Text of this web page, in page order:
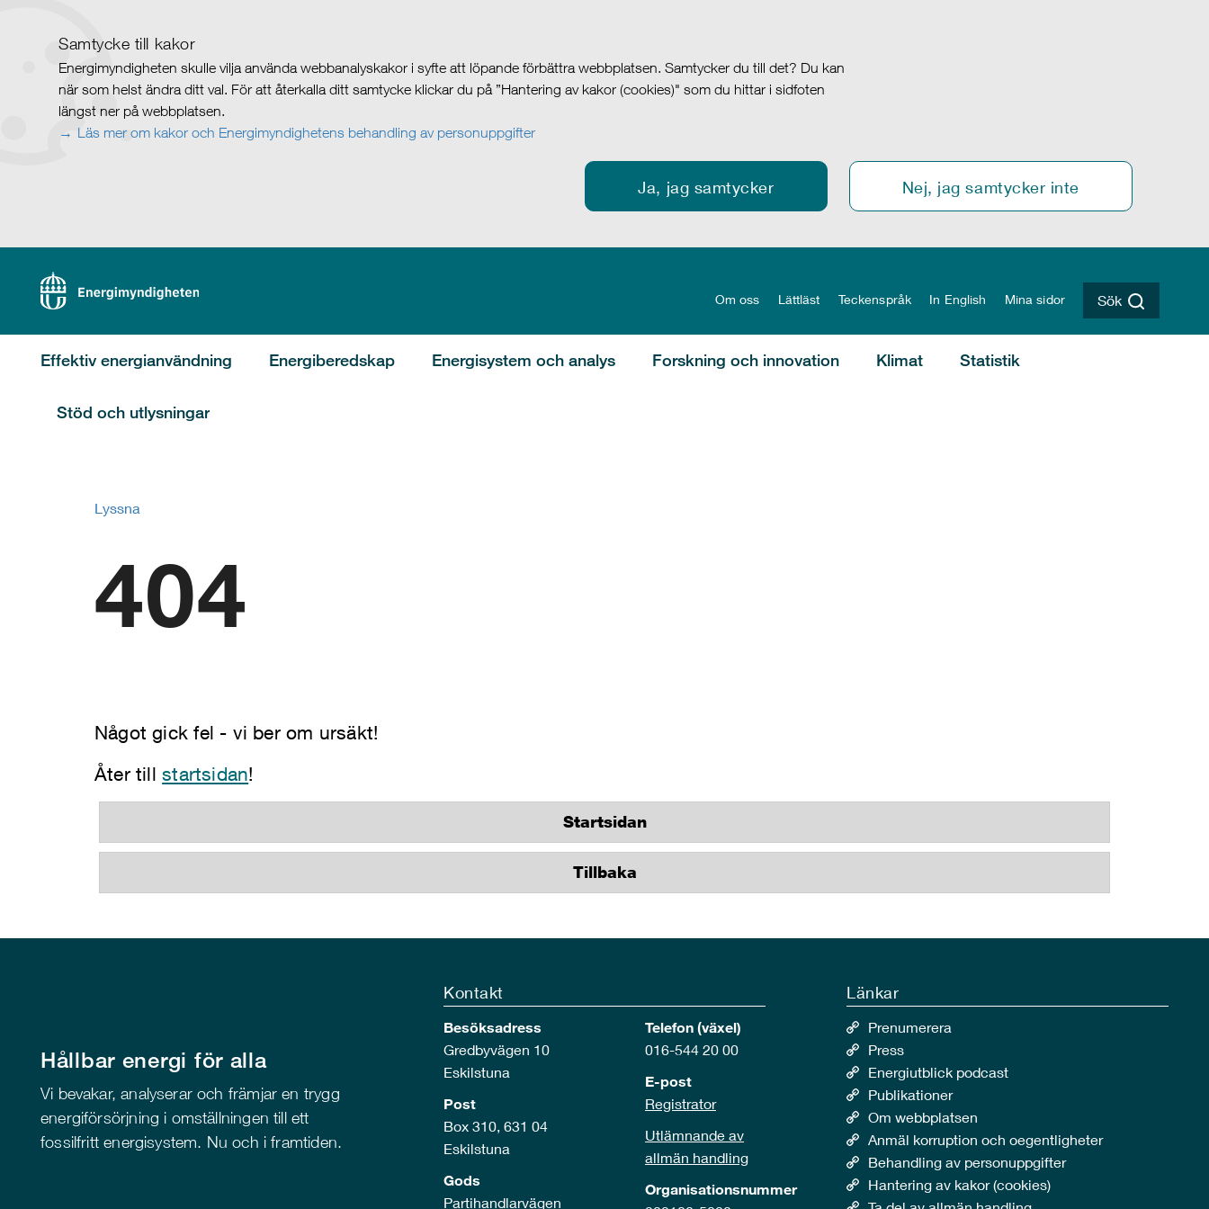
Samtycke till kakor
Energimyndigheten skulle vilja använda webbanalyskakor i syfte att löpande förbättra webbplatsen. Samtycker du till det? Du kan
när som helst ändra ditt val. För att återkalla ditt samtycke klickar du på ”Hantering av kakor (cookies)" som du hittar i sidfoten
längst ner på webbplatsen.
Läs mer om kakor och Energimyndighetens behandling av personuppgifter
Ja, jag samtycker Nej, jag samtycker inte
Om oss Lättläst Teckenspråk In English Mina sidor Sök
Effektiv energianvändning Energiberedskap Energisystem och analys Forskning och innovation Klimat Statistik
Stöd och utlysningar
Lyssna
404
Något gick fel - vi ber om ursäkt!
Åter tillstartsidan!
Startsidan
Tillbaka
Hållbar energi för alla
Vi bevakar, analyserar och främjar en trygg
energiförsörjning i omställningen till ett
fossilfritt energisystem. Nu och i framtiden.
Kontakt
Besöksadress
Gredbyvägen 10
Eskilstuna
Post
Box 310, 631 04
Eskilstuna
Gods
Partihandlarvägen
Telefon (växel)
016-544 20 00
E-post
Registrator
Utlämnande av
allmän handling
Organisationsnummer
Länkar
Prenumerera
Press
Energiutblick podcast
Publikationer
Om webbplatsen
Anmäl korruption och oegentligheter
Behandling av personuppgifter
Hantering av kakor (cookies)